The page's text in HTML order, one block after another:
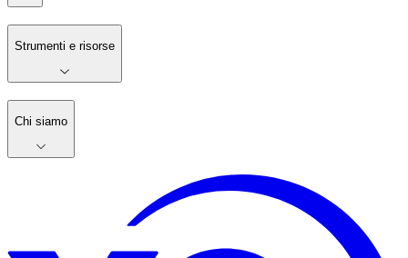
Strumenti e risorse
Chi siamo